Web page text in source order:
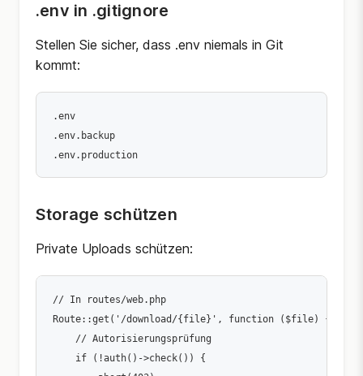
.env in .gitignore
Stellen Sie sicher, dass .env niemals in Git
kommt:
.env
.env.backup
Storage schützen
Private Uploads schützen:
// In routes/web.php
Route::get('/download/{file}', function ($file) {
    // Autorisierungsprüfung
    if (!auth()->check()) {